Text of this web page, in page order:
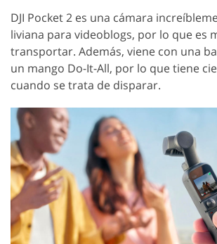
DJI Pocket 2 es una cámara
liviana para videoblogs, por lo que es
transportar. Además, viene con una
un mango Do-It-All, por lo que tiene
cuando se trata de disparar.